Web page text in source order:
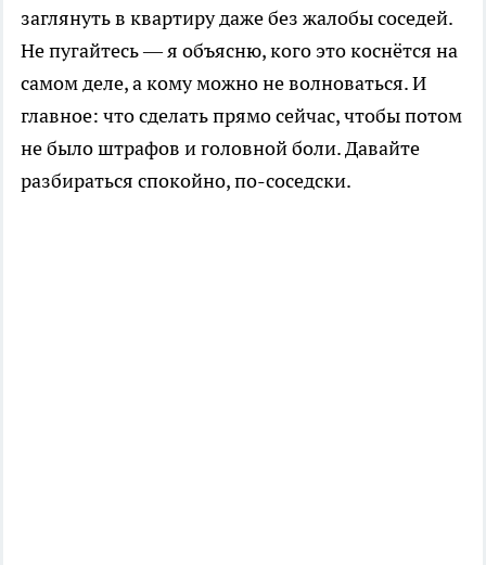
заглянуть в квартиру даже без жалобы соседей.
Не пугайтесь — я объясню, кого это коснётся на
самом деле, а кому можно не волноваться. И
главное: что сделать прямо сейчас, чтобы потом
не было штрафов и головной боли. Давайте
разбираться спокойно, по-соседски.